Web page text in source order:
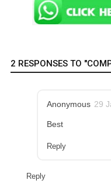
2 RESPONSES TO
Anonymous 29
Best
Reply
Reply